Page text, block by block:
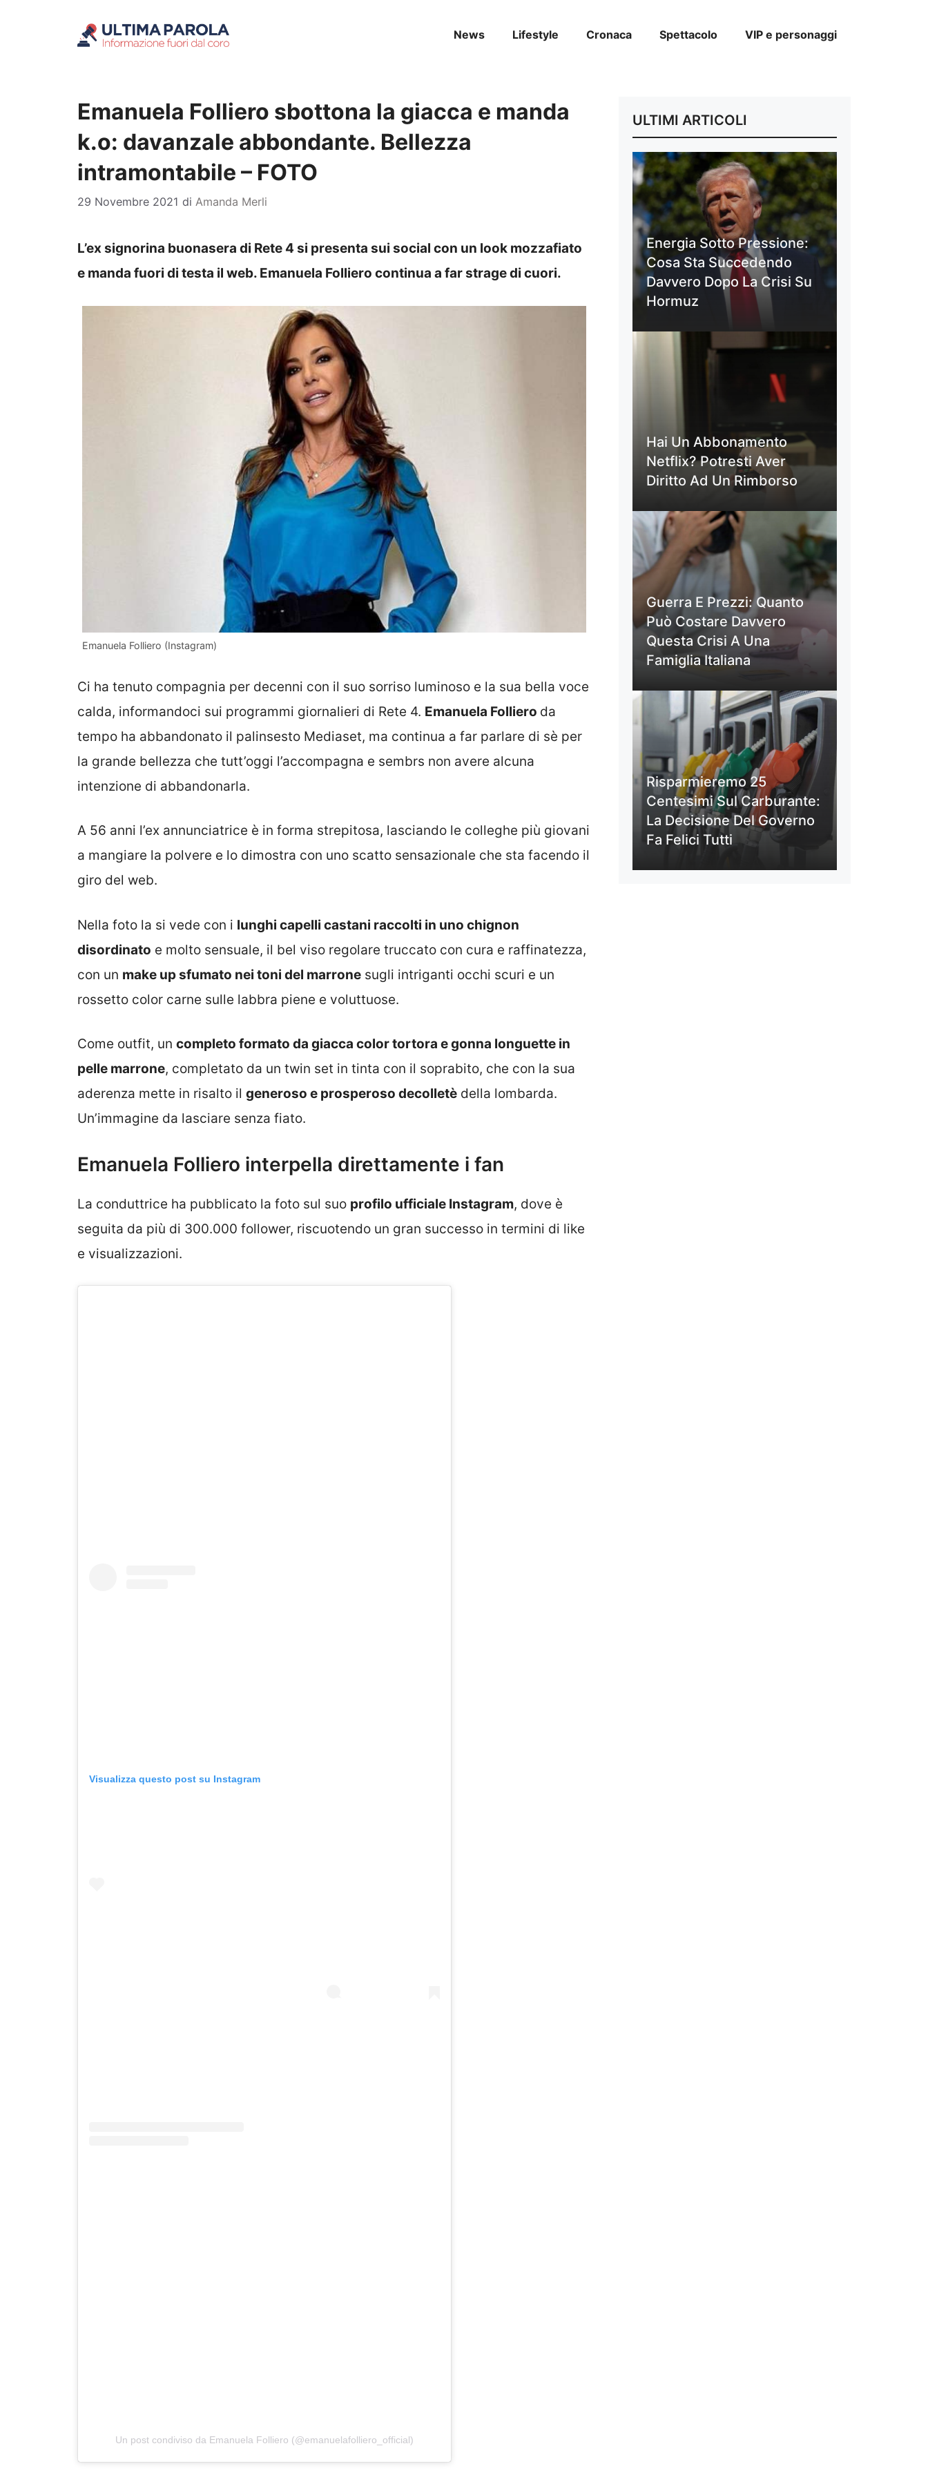
News Lifestyle Cronaca Spettacolo VIP e personaggi
Emanuela Folliero sbottona la giacca e manda
k.o: davanzale abbondante. Bellezza
intramontabile – FOTO
29 Novembre 2021 di Amanda Merli
L’ex signorina buonasera di Rete 4 si presenta sui social con un look mozzafiato
e manda fuori di testa il web. Emanuela Folliero continua a far strage di cuori.
Emanuela Folliero (Instagram)
Ci ha tenuto compagnia per decenni con il suo sorriso luminoso e la sua bella voce
calda, informandoci sui programmi giornalieri di Rete 4. Emanuela Folliero da
tempo ha abbandonato il palinsesto Mediaset, ma continua a far parlare di sè per
la grande bellezza che tutt’oggi l’accompagna e sembrs non avere alcuna
intenzione di abbandonarla.
A 56 anni l’ex annunciatrice è in forma strepitosa, lasciando le colleghe più giovani
a mangiare la polvere e lo dimostra con uno scatto sensazionale che sta facendo il
giro del web.
Nella foto la si vede con i lunghi capelli castani raccolti in uno chignon
disordinato e molto sensuale, il bel viso regolare truccato con cura e raffinatezza,
con un make up sfumato nei toni del marrone sugli intriganti occhi scuri e un
rossetto color carne sulle labbra piene e voluttuose.
Come outfit, un completo formato da giacca color tortora e gonna longuette in
pelle marrone, completato da un twin set in tinta con il soprabito, che con la sua
aderenza mette in risalto il generoso e prosperoso decolletè della lombarda.
Un’immagine da lasciare senza fiato.
Emanuela Folliero interpella direttamente i fan
La conduttrice ha pubblicato la foto sul suo profilo ufficiale Instagram, dove è
seguita da più di 300.000 follower, riscuotendo un gran successo in termini di like
e visualizzazioni.
Visualizza questo post su Instagram
Un post condiviso da Emanuela Folliero (@emanuelafolliero_official)
ULTIMI ARTICOLI
Energia Sotto Pressione:
Cosa Sta Succedendo
Davvero Dopo La Crisi Su
Hormuz
Hai Un Abbonamento
Netflix? Potresti Aver
Diritto Ad Un Rimborso
Guerra E Prezzi: Quanto
Può Costare Davvero
Questa Crisi A Una
Famiglia Italiana
Risparmieremo 25
Centesimi Sul Carburante:
La Decisione Del Governo
Fa Felici Tutti